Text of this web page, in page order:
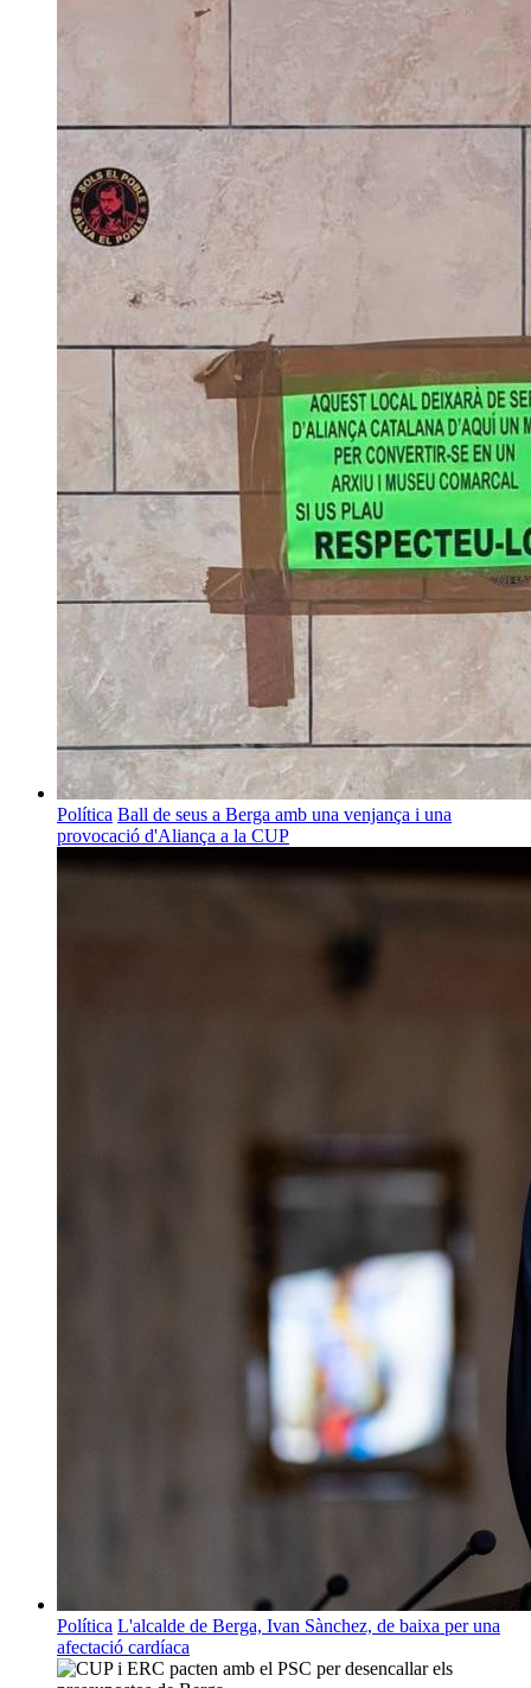
Política Ball de seus a Berga amb una venjança i una
provocació d'Aliança a la CUP
Política L'alcalde de Berga, Ivan Sànchez, de baixa per una
afectació cardíaca